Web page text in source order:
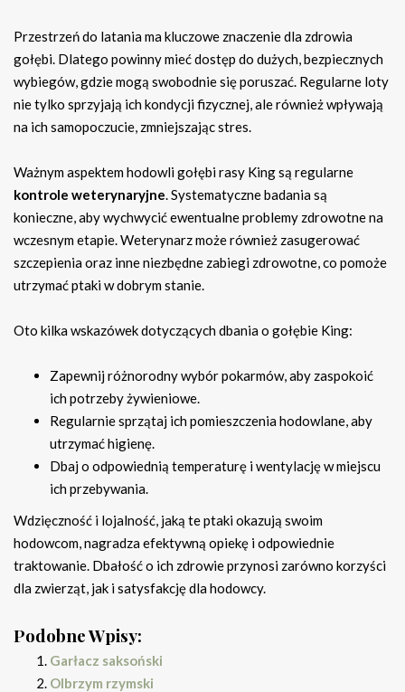
Przestrzeń do latania ma kluczowe znaczenie dla zdrowia
gołębi. Dlatego powinny mieć dostęp do dużych, bezpiecznych
wybiegów, gdzie mogą swobodnie się poruszać. Regularne loty
nie tylko sprzyjają ich kondycji fizycznej, ale również wpływają
na ich samopoczucie, zmniejszając stres.
Ważnym aspektem hodowli gołębi rasy King są regularne
kontrole weterynaryjne. Systematyczne badania są
konieczne, aby wychwycić ewentualne problemy zdrowotne na
wczesnym etapie. Weterynarz może również zasugerować
szczepienia oraz inne niezbędne zabiegi zdrowotne, co pomoże
utrzymać ptaki w dobrym stanie.
Oto kilka wskazówek dotyczących dbania o gołębie King:
Zapewnij różnorodny wybór pokarmów, aby zaspokoić
ich potrzeby żywieniowe.
Regularnie sprzątaj ich pomieszczenia hodowlane, aby
utrzymać higienę.
Dbaj o odpowiednią temperaturę i wentylację w miejscu
ich przebywania.
Wdzięczność i lojalność, jaką te ptaki okazują swoim
hodowcom, nagradza efektywną opiekę i odpowiednie
traktowanie. Dbałość o ich zdrowie przynosi zarówno korzyści
dla zwierząt, jak i satysfakcję dla hodowcy.
Podobne Wpisy:
Garłacz saksoński
Olbrzym rzymski